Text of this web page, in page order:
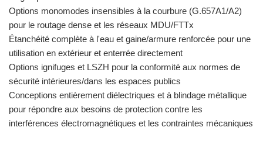
Options monomodes insensibles à la courbure (G.657A1/A2)
pour le routage dense et les réseaux MDU/FTTx
Étanchéité complète à l'eau et gaine/armure renforcée pour une
utilisation en extérieur et enterrée directement
Options ignifuges et LSZH pour la conformité aux normes de
sécurité intérieures/dans les espaces publics
Conceptions entièrement diélectriques et à blindage métallique
pour répondre aux besoins de protection contre les
interférences électromagnétiques et les contraintes mécaniques